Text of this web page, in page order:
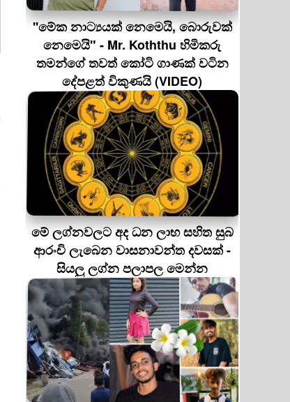
''මේක නාට්‍යයක් නෙමෙයි, බොරුවක්
නෙමෙයි" - Mr. Koththu හිමිකරු
තමන්ගේ තවත් කෝටි ගාණක් වටින
දේපළත් විකුණයි (VIDEO)
මේ ලග්නවලට අද ධන ලාභ සහිත සුබ
ආරංචි ලැබෙන වාසනාවන්ත දවසක් -
සියලු ලග්න පලාපල මෙන්න